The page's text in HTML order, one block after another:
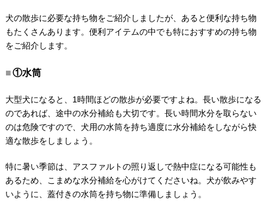
犬の散歩に必要な持ち物をご紹介しましたが、あると便利な持ち物
もたくさんあります。便利アイテムの中でも特におすすめの持ち物
をご紹介します。
①水筒
大型犬になると、1時間ほどの散歩が必要ですよね。長い散歩になる
のであれば、途中の水分補給も大切です。長い時間水分を取らない
のは危険ですので、犬用の水筒を持ち適度に水分補給をしながら快
適な散歩をしましょう。
特に暑い季節は、アスファルトの照り返しで熱中症になる可能性も
あるため、こまめな水分補給を心がけてくださいね。犬が飲みやす
いように、蓋付きの水筒を持ち物に準備しましょう。